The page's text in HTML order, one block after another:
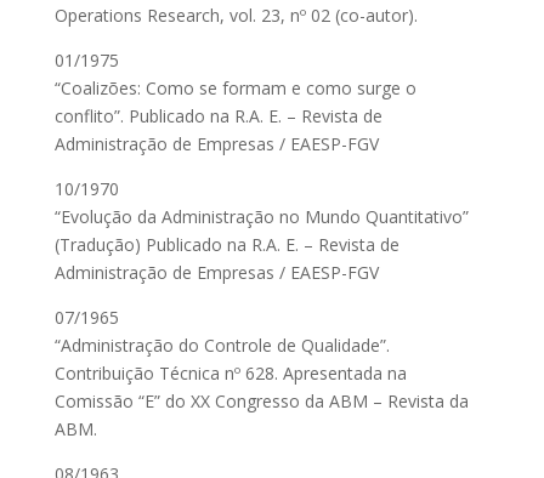
Operations Research, vol. 23, nº 02 (co-autor).
01/1975
“Coalizões: Como se formam e como surge o
conflito”. Publicado na R.A. E. – Revista de
Administração de Empresas / EAESP-FGV
10/1970
“Evolução da Administração no Mundo Quantitativo”
(Tradução) Publicado na R.A. E. – Revista de
Administração de Empresas / EAESP-FGV
07/1965
“Administração do Controle de Qualidade”.
Contribuição Técnica nº 628. Apresentada na
Comissão “E” do XX Congresso da ABM – Revista da
ABM.